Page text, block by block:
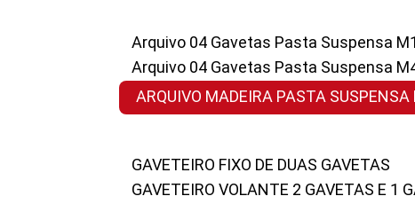
Arquivo 04 Gavetas Pasta Suspensa
Arquivo 04 Gavetas Pasta Suspensa
ARQUIVO MADEIRA PASTA
GAVETEIRO FIXO DE DUAS GAVETAS
GAVETEIRO VOLANTE 2 GAVETAS E 1